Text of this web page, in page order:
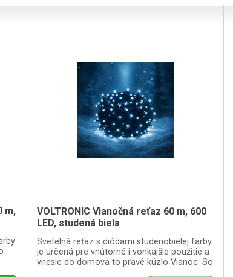
m,
VOLTRONIC Vianočná reťaz 60 m, 600
LED, studená biela
Svetelná reťaz s diódami studenobielej farby
je určená pre vnútorné i vonkajšie použitie a
vnesie do domova to pravé kúzlo Vianoc. So